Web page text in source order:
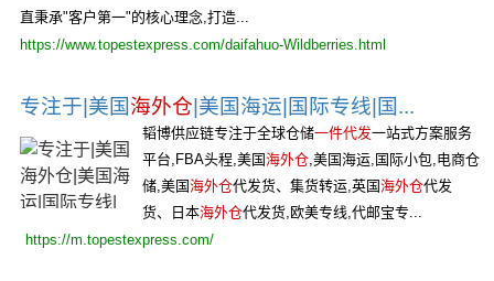
直秉承"客户第一"的核心理念,打造...
https://www.topestexpress.com/daifahuo-Wildberries.html
专注于|美国海外仓 |美国海运|国际专线|国...
韬博供应链专注于全球仓储一件代发一站式方案服务
平台,FBA头程,美国海外仓,美国海运,国际小包,电商仓
储,美国海外仓代发货、集货转运,英国海外仓代发
货、日本海外仓代发货,欧美专线,代邮宝专...
https://m.topestexpress.com/